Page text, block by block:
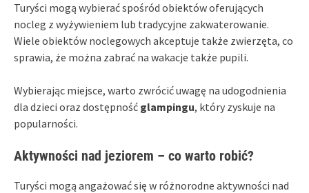
Turyści mogą wybierać spośród obiektów oferujących
nocleg z wyżywieniem lub tradycyjne zakwaterowanie.
Wiele obiektów noclegowych akceptuje także zwierzęta, co
sprawia, że można zabrać na wakacje także pupili.
Wybierając miejsce, warto zwrócić uwagę na udogodnienia
dla dzieci oraz dostępność glampingu, który zyskuje na
popularności.
Aktywności nad jeziorem – co warto robić?
Turyści mogą angażować się w różnorodne aktywności nad